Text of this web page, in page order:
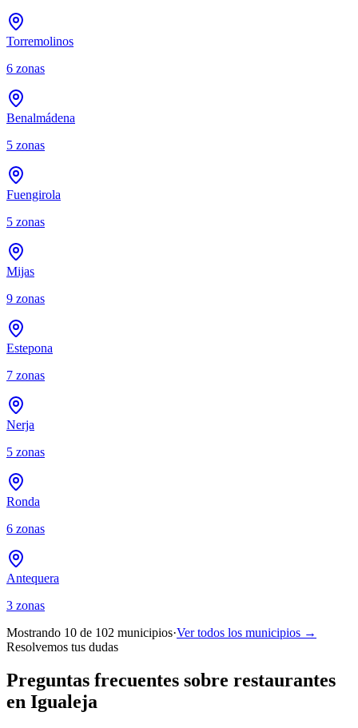
Torremolinos
6 zonas
Benalmádena
5 zonas
Fuengirola
5 zonas
Mijas
9 zonas
Estepona
7 zonas
Nerja
5 zonas
Ronda
6 zonas
Antequera
3 zonas
Mostrando 10 de 102 municipios·Ver todos los municipios →
Resolvemos tus dudas
Preguntas frecuentes sobre restaurantes
en Igualeja